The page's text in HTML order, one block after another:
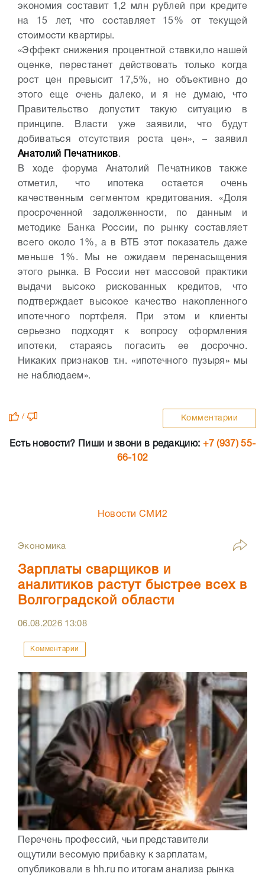
экономия составит 1,2 млн рублей при кредите
на 15 лет, что составляет 15% от текущей
стоимости квартиры.
«Эффект снижения процентной ставки,по нашей
оценке, перестанет действовать только когда
рост цен превысит 17,5%, но объективно до
этого еще очень далеко, и я не думаю, что
Правительство допустит такую ситуацию в
принципе. Власти уже заявили, что будут
добиваться отсутствия роста цен», – заявил
Анатолий Печатников.
В ходе форума Анатолий Печатников также
отметил, что ипотека остается очень
качественным сегментом кредитования. «Доля
просроченной задолженности, по данным и
методике Банка России, по рынку составляет
всего около 1%, а в ВТБ этот показатель даже
меньше 1%. Мы не ожидаем перенасыщения
этого рынка. В России нет массовой практики
выдачи высоко рискованных кредитов, что
подтверждает высокое качество накопленного
ипотечного портфеля. При этом и клиенты
серьезно подходят к вопросу оформления
ипотеки, стараясь погасить ее досрочно.
Никаких признаков т.н. «ипотечного пузыря» мы
не наблюдаем».
/ Комментарии
Есть новости? Пиши и звони в редакцию: +7 (937) 55-
66-102
Новости СМИ2
Экономика
Зарплаты сварщиков и
аналитиков растут быстрее всех в
Волгоградской области
06.08.2026 13:08
Комментарии
Перечень профессий, чьи представители
ощутили весомую прибавку к зарплатам,
опубликовали в hh.ru по итогам анализа рынка